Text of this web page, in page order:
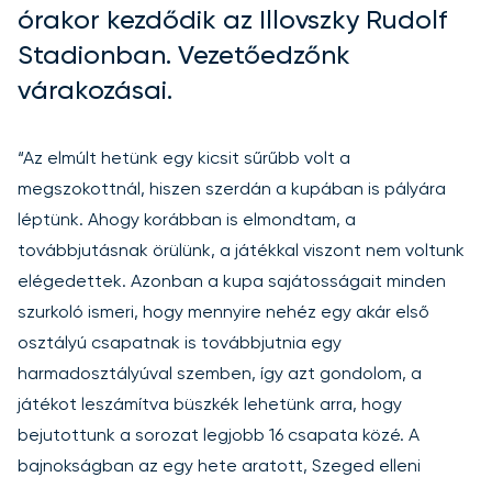
órakor kezdődik az Illovszky Rudolf
Stadionban. Vezetőedzőnk
várakozásai.
“Az elmúlt hetünk egy kicsit sűrűbb volt a
megszokottnál, hiszen szerdán a kupában is pályára
léptünk. Ahogy korábban is elmondtam, a
továbbjutásnak örülünk, a játékkal viszont nem voltunk
elégedettek. Azonban a kupa sajátosságait minden
szurkoló ismeri, hogy mennyire nehéz egy akár első
osztályú csapatnak is továbbjutnia egy
harmadosztályúval szemben, így azt gondolom, a
játékot leszámítva büszkék lehetünk arra, hogy
bejutottunk a sorozat legjobb 16 csapata közé. A
bajnokságban az egy hete aratott, Szeged elleni